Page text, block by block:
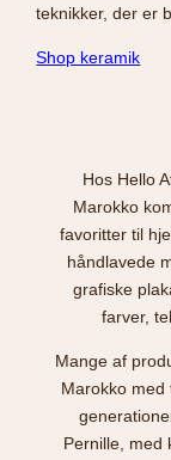
teknikker, der er
Shop keramik
Hos Hello
Marokko
favoritter til
håndlavede
grafiske
farver,
Mange af
Marokko med
Pernille, med